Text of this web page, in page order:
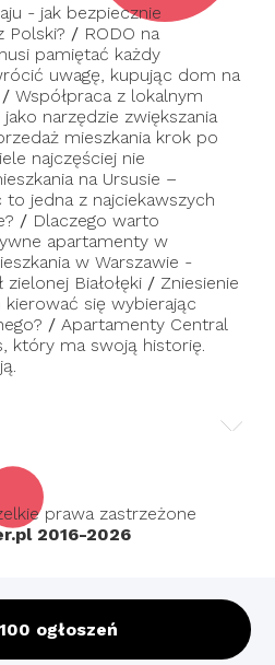
ogłoszeń
- jak bezpiecznie
Polski? / RODO na
pamiętać każdy
uwagę, kupując dom na
/ Współpraca z lokalnym
narzędzie zwiększania
mieszkania krok po
najczęściej nie
na Ursusie –
to jedna z najciekawszych
/ Dlaczego warto
apartamenty w
w Warszawie -
Białołęki / Zniesienie
kierować się wybierając
/ Apartamenty Central
który ma swoją historię.
prawa zastrzeżone
2016-2026